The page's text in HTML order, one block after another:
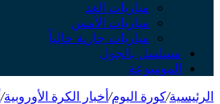
مباريات الغد
مباريات الأمس
مباريات جارية حالياً
مسلسل بالجول
الموسوعة
الرئيسية/كورة اليوم/ أخبار الكرة الأوروبية/